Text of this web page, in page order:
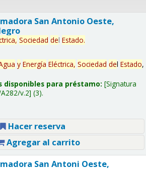
San Antonio Oeste,
Sociedad del Estado.
y Energía Eléctrica, Sociedad del Estado,
disponibles para préstamo: Signatura
v.2 (3).
Hacer reserva
Agregar al carrito
San Antoni Oeste,